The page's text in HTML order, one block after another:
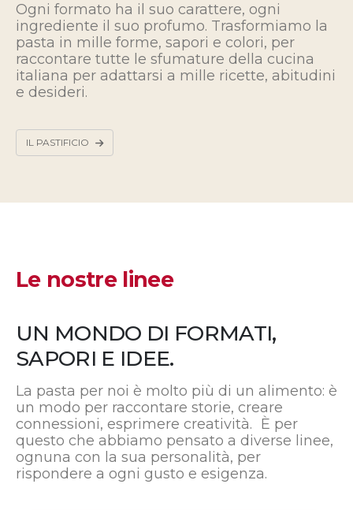
Ogni formato ha il suo carattere, ogni
ingrediente il suo profumo. Trasformiamo la
pasta in mille forme, sapori e colori, per
raccontare tutte le sfumature della cucina
italiana per adattarsi a mille ricette, abitudini
e desideri.
IL PASTIFICIO
Le nostre linee
UN MONDO DI FORMATI,
SAPORI E IDEE.
La pasta per noi è molto più di un alimento: è
un modo per raccontare storie, creare
connessioni, esprimere creatività. È per
questo che abbiamo pensato a diverse linee,
ognuna con la sua personalità, per
rispondere a ogni gusto e esigenza.